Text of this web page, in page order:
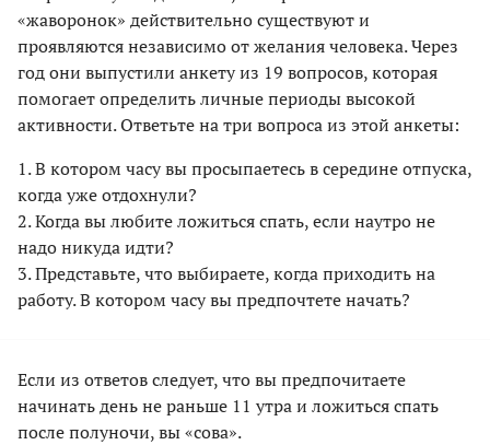
«жаворонок» действительно существуют и
проявляются независимо от желания человека. Через
год они выпустили анкету из 19 вопросов, которая
помогает определить личные периоды высокой
активности. Ответьте на три вопроса из этой анкеты:
1. В котором часу вы просыпаетесь в середине отпуска,
когда уже отдохнули?
2. Когда вы любите ложиться спать, если наутро не
надо никуда идти?
3. Представьте, что выбираете, когда приходить на
работу. В котором часу вы предпочтете начать?
Если из ответов следует, что вы предпочитаете
начинать день не раньше 11 утра и ложиться спать
после полуночи, вы «сова».